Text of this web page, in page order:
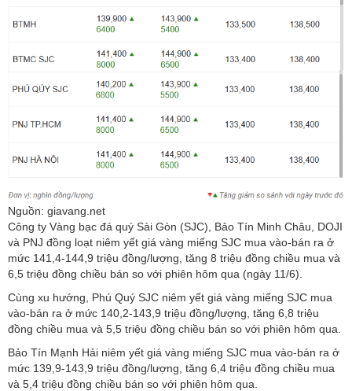
Nguồn: giavang.net
Công ty Vàng bạc đá quý Sài Gòn (SJC), Bảo Tín Minh Châu, DOJI
và PNJ đồng loạt niêm yết giá vàng miếng SJC mua vào-bán ra ở
mức 141,4-144,9 triệu đồng/lượng, tăng 8 triệu đồng chiều mua và
6,5 triệu đồng chiều bán so với phiên hôm qua (ngày 11/6).
Cùng xu hướng, Phú Quý SJC niêm yết giá vàng miếng SJC mua
vào-bán ra ở mức 140,2-143,9 triệu đồng/lượng, tăng 6,8 triệu
đồng chiều mua và 5,5 triệu đồng chiều bán so với phiên hôm qua.
Bảo Tín Mạnh Hải niêm yết giá vàng miếng SJC mua vào-bán ra ở
mức 139,9-143,9 triệu đồng/lượng, tăng 6,4 triệu đồng chiều mua
và 5,4 triệu đồng chiều bán so với phiên hôm qua.